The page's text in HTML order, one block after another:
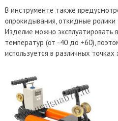
В инструменте также
опрокидывания, откидные
Изделие можно эксплуатировать
температур (от -40 до +60),
используется в различных